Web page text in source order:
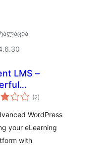
LMS –
LMS
(2საერთო
რეიტინგი
)
WordPress
your eLearning
with